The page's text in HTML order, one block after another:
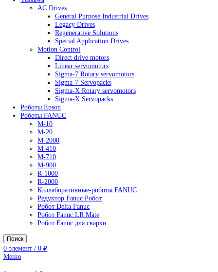
Газовый электромагнитный клапан Siemens
Сервопривод Siemens SKP
Сервопривод Siemens SQM
Сервопривод Siemens SQN
Yaskawa
AC Drives
General Purpose Industrial Drives
Legacy Drives
Regenerative Solutions
Special Application Drives
Motion Control
Direct drive motors
Роботы Epson
Роботы FANUC
M-10
M-20
M-2000
M-410
R-1000